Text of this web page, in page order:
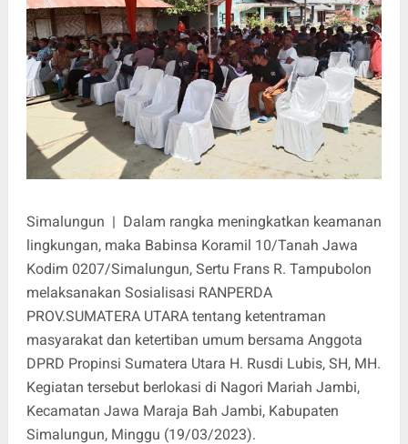
Simalungun | Dalam rangka meningkatkan keamanan
lingkungan, maka Babinsa Koramil 10/Tanah Jawa
Kodim 0207/Simalungun, Sertu Frans R. Tampubolon
melaksanakan Sosialisasi RANPERDA
PROV.SUMATERA UTARA tentang ketentraman
masyarakat dan ketertiban umum bersama Anggota
DPRD Propinsi Sumatera Utara H. Rusdi Lubis, SH, MH.
Kegiatan tersebut berlokasi di Nagori Mariah Jambi,
Kecamatan Jawa Maraja Bah Jambi, Kabupaten
Simalungun, Minggu (19/03/2023).